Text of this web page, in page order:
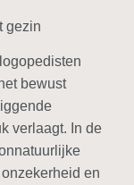
gezin
bewust
verlaagt. In de
en